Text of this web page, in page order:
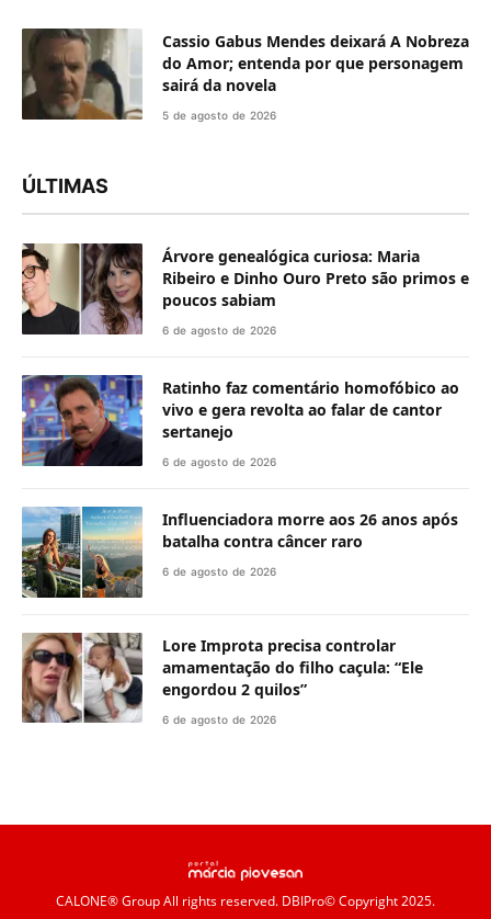
Cassio Gabus Mendes deixará A Nobreza
do Amor; entenda por que personagem
sairá da novela
5 de agosto de 2026
ÚLTIMAS
Árvore genealógica curiosa: Maria
Ribeiro e Dinho Ouro Preto são primos e
poucos sabiam
6 de agosto de 2026
Ratinho faz comentário homofóbico ao
vivo e gera revolta ao falar de cantor
sertanejo
6 de agosto de 2026
Influenciadora morre aos 26 anos após
batalha contra câncer raro
6 de agosto de 2026
Lore Improta precisa controlar
amamentação do filho caçula: “Ele
engordou 2 quilos”
6 de agosto de 2026
CALONE® GroupAll rights reserved. DBIPro© Copyright 2025.